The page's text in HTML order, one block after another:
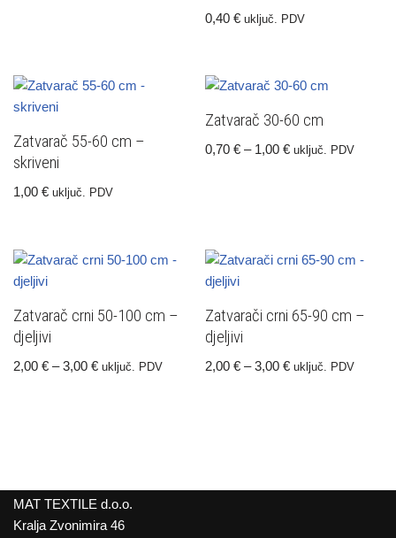
0,40€ uključ. PDV
Zatvarač 55-60 cm –
skriveni
1,00 € uključ. PDV
Zatvarač 30-60 cm
0,70€ – 1,00€ uključ. PDV
Zatvarač crni 50-100 cm –
djeljivi
2,00 € – 3,00 € uključ. PDV
Zatvarači crni 65-90 cm –
djeljivi
2,00€ – 3,00€ uključ. PDV
MAT TEXTILE d.o.o.
Kralja Zvonimira 46